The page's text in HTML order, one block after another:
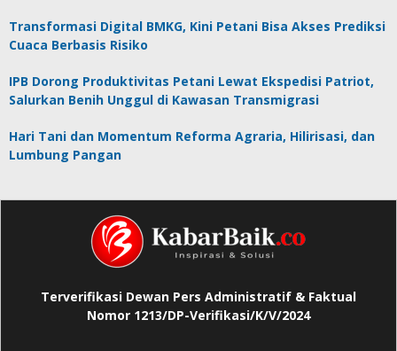
Transformasi Digital BMKG, Kini Petani Bisa Akses Prediksi
Cuaca Berbasis Risiko
IPB Dorong Produktivitas Petani Lewat Ekspedisi Patriot,
Salurkan Benih Unggul di Kawasan Transmigrasi
Hari Tani dan Momentum Reforma Agraria, Hilirisasi, dan
Lumbung Pangan
Terverifikasi Dewan Pers Administratif & Faktual
Nomor 1213/DP-Verifikasi/K/V/2024